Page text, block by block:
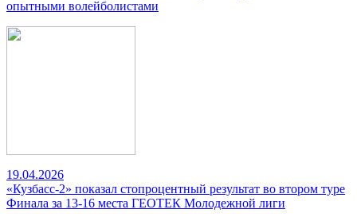
опытными волейболистами
19.04.2026
«Кузбасс-2» показал стопроцентный результат во втором туре
Финала за 13-16 места ГЕОТЕК Молодежной лиги